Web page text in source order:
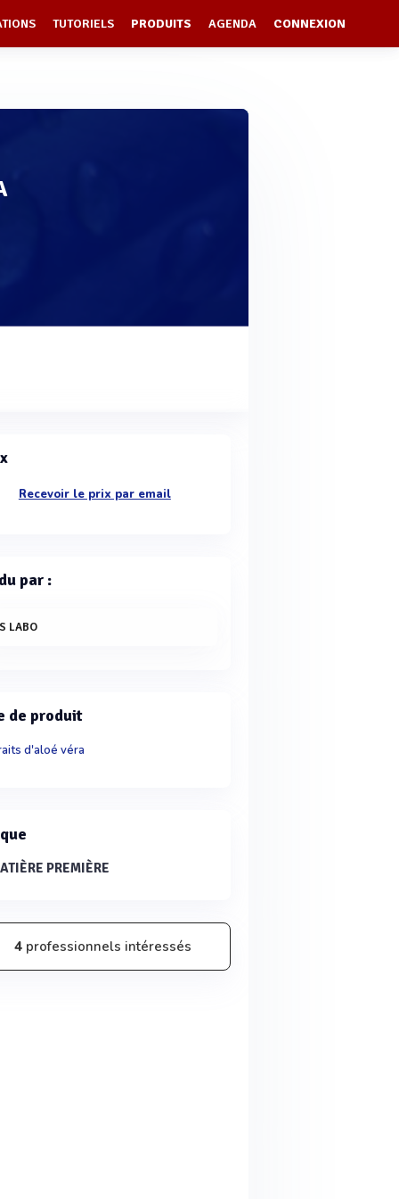
TUTORIELS PRODUITS AGENDA CONNEXION
Recevoir le prix par email
par :
LABO
de produit
d'aloé véra
PREMIÈRE
4professionnels intéressés